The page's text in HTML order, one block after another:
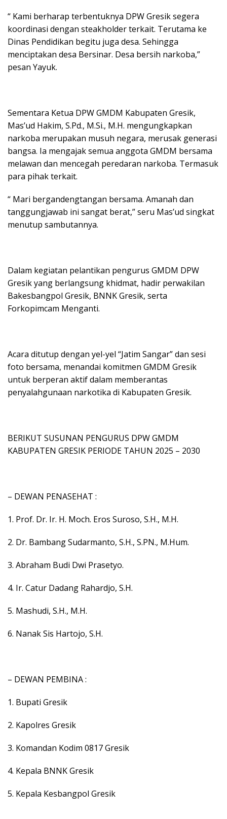
“ Kami berharap terbentuknya DPW Gresik segera
koordinasi dengan steakholder terkait. Terutama ke
Dinas Pendidikan begitu juga desa. Sehingga
menciptakan desa Bersinar. Desa bersih narkoba,”
pesan Yayuk.
Sementara Ketua DPW GMDM Kabupaten Gresik,
Mas’ud Hakim, S.Pd., M.Si., M.H. mengungkapkan
narkoba merupakan musuh negara, merusak generasi
bangsa. Ia mengajak semua anggota GMDM bersama
melawan dan mencegah peredaran narkoba. Termasuk
para pihak terkait.
“ Mari bergandengtangan bersama. Amanah dan
tanggungjawab ini sangat berat,” seru Mas’ud singkat
menutup sambutannya.
Dalam kegiatan pelantikan pengurus GMDM DPW
Gresik yang berlangsung khidmat, hadir perwakilan
Bakesbangpol Gresik, BNNK Gresik, serta
Forkopimcam Menganti.
Acara ditutup dengan yel-yel “Jatim Sangar” dan sesi
foto bersama, menandai komitmen GMDM Gresik
untuk berperan aktif dalam memberantas
penyalahgunaan narkotika di Kabupaten Gresik.
BERIKUT SUSUNAN PENGURUS DPW GMDM
KABUPATEN GRESIK PERIODE TAHUN 2025 – 2030
– DEWAN PENASEHAT :
1. Prof. Dr. Ir. H. Moch. Eros Suroso, S.H., M.H.
2. Dr. Bambang Sudarmanto, S.H., S.PN., M.Hum.
3. Abraham Budi Dwi Prasetyo.
4. Ir. Catur Dadang Rahardjo, S.H.
5. Mashudi, S.H., M.H.
6. Nanak Sis Hartojo, S.H.
– DEWAN PEMBINA :
1. Bupati Gresik
2. Kapolres Gresik
3. Komandan Kodim 0817 Gresik
4. Kepala BNNK Gresik
5. Kepala Kesbangpol Gresik